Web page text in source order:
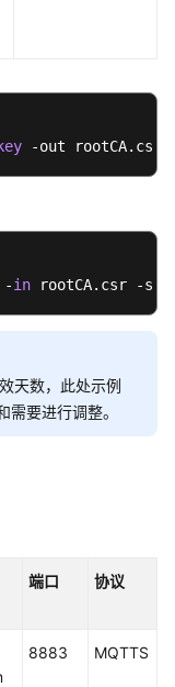
key -out rootCA.csr
-in rootCA.csr -
天数，此处示例
要进行调整。
端口 协议
8883 MQTTS